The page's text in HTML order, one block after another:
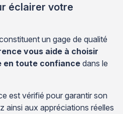
éclairer votre
un gage de qualité
vous aide à choisir
en toute confiance dans le
est vérifié pour garantir son
ainsi aux appréciations réelles